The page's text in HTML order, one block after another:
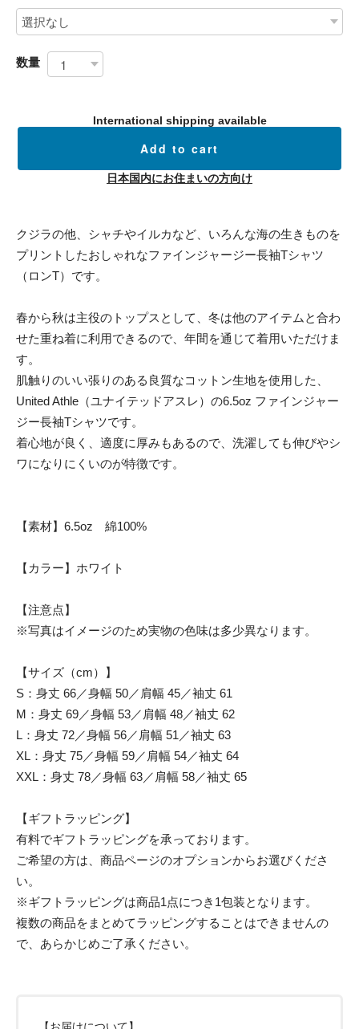
数量
International shipping available
Add to cart
日本国内にお住まいの方向け
クジラの他、シャチやイルカなど、いろんな海の生きものを
プリントしたおしゃれなファインジャージー長袖Tシャツ
（ロンT）です。
春から秋は主役のトップスとして、冬は他のアイテムと合わ
せた重ね着に利用できるので、年間を通じて着用いただけま
す。
肌触りのいい張りのある良質なコットン生地を使用した、
United Athle（ユナイテッドアスレ）の6.5oz ファインジャー
ジー長袖Tシャツです。
着心地が良く、適度に厚みもあるので、洗濯しても伸びやシ
ワになりにくいのが特徴です。
【素材】6.5oz 綿100%
【カラー】ホワイト
【注意点】
※写真はイメージのため実物の色味は多少異なります。
【サイズ（cm）】
S：身丈 66／身幅 50／肩幅 45／袖丈 61
M：身丈 69／身幅 53／肩幅 48／袖丈 62
L：身丈 72／身幅 56／肩幅 51／袖丈 63
XL：身丈 75／身幅 59／肩幅 54／袖丈 64
XXL：身丈 78／身幅 63／肩幅 58／袖丈 65
【ギフトラッピング】
有料でギフトラッピングを承っております。
ご希望の方は、商品ページのオプションからお選びくださ
い。
※ギフトラッピングは商品1点につき1包装となります。
複数の商品をまとめてラッピングすることはできませんの
で、あらかじめご了承ください。